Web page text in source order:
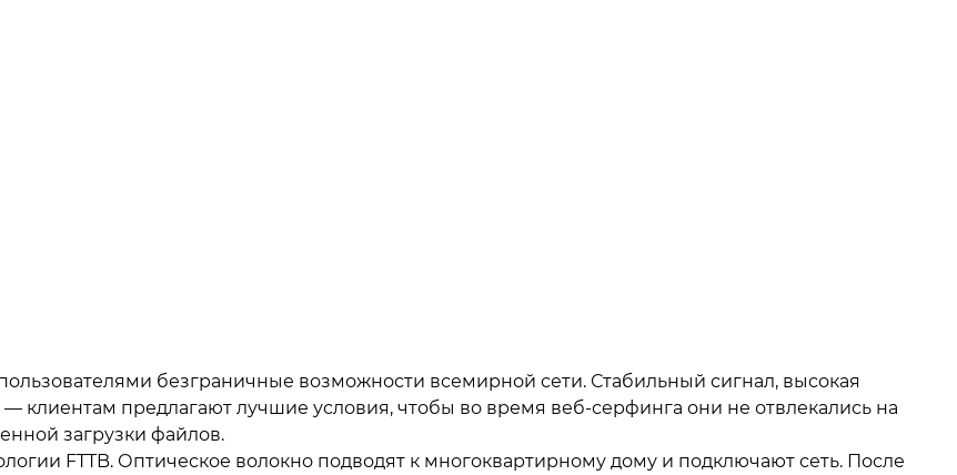
безграничные возможности всемирной сети. Стабильный сигнал, высокая
клиентам предлагают лучшие условия, чтобы во время веб-серфинга они не отвлекались на
загрузки файлов.
FTTB. Оптическое волокно подводят к многоквартирному дому и подключают сеть. После